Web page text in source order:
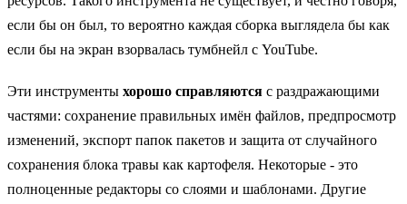
если бы он был, то вероятно каждая сборка выглядела бы как
если бы на экран взорвалась тумбнейл с YouTube.
Эти инструменты хорошо справляются с раздражающими
частями: сохранение правильных имён файлов, предпросмотр
изменений, экспорт папок пакетов и защита от случайного
сохранения блока травы как картофеля. Некоторые - это
полноценные редакторы со слоями и шаблонами. Другие